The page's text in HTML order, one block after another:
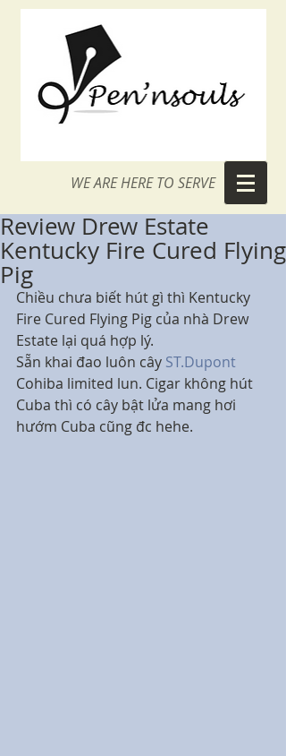
WE ARE HERE TO SERVE
Review Drew Estate
Kentucky Fire Cured Flying
Pig
Chiều chưa biết hút gì thì Kentucky
Fire Cured Flying Pig của nhà Drew
Estate lại quá hợp lý.
Sẵn khai đao luôn cây ST.Dupont
Cohiba limited lun. Cigar không hút
Cuba thì có cây bật lửa mang hơi
hướm Cuba cũng đc hehe.